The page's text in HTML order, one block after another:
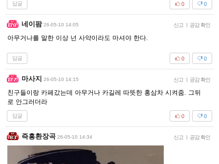
답글 0
0
네이팜 26-05-10 14:05 신고 | 공감 확인
아무거나를 말한 이상 넌 사약이라도 마셔야 한다.
답글 0
0
마사지 26-05-10 14:15 신고 | 공감 확인
친구들이랑 카페갔는데 아무거나 카길레 따뜻한 홍삼차 시켜줌. 그뒤
로 안그러더라
답글 0
0
즉흥환장곡 26-05-10 14:34 신고 | 공감 확인